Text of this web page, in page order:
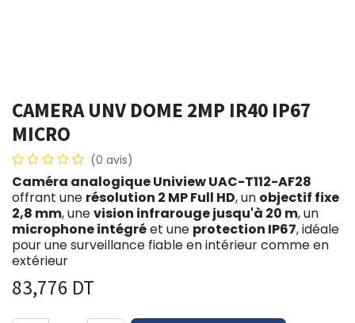
CAMERA UNV DOME 2MP IR40 IP67
MICRO
(0 avis)
Caméra analogique Uniview UAC-T112-AF28
offrant une résolution 2 MP Full HD, un objectif fixe
2,8 mm, unevision infrarouge jusqu'à 20 m, un
microphone intégréet une protection IP67, idéale
pour une surveillance fiable en intérieur comme en
extérieur
83,776 DT